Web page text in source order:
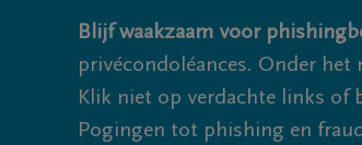
Blijf waakzaam voor
privécondoléances. Onder het
Klik niet op verdachte links of
Pogingen tot phishing en